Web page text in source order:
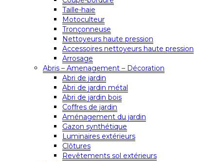
Taille-haie
Motoculteur
Tronçonneuse
Nettoyeurs haute pression
Accessoires nettoyeurs haute pression
Arrosage
Abris – Amenagement – Décoration
Abri de jardin
Abri de jardin métal
Abri de jardin bois
Coffres de jardin
Aménagement du jardin
Gazon synthétique
Luminaires extérieurs
Clôtures
Revêtements sol extérieurs